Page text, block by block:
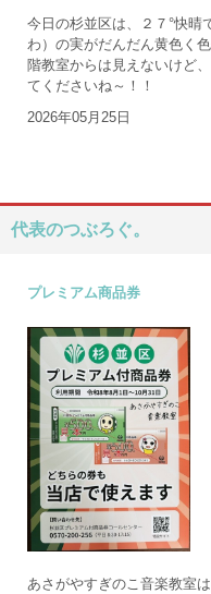
今日の杉並区は、２７°快晴
わ）の実がだんだん黄色く
階教室からは見えないけど
てくださいね～！！
2026年05月25日
代表のつぶろぐ。
プレミアム商品券
あさがやすぎのこ音楽教室は